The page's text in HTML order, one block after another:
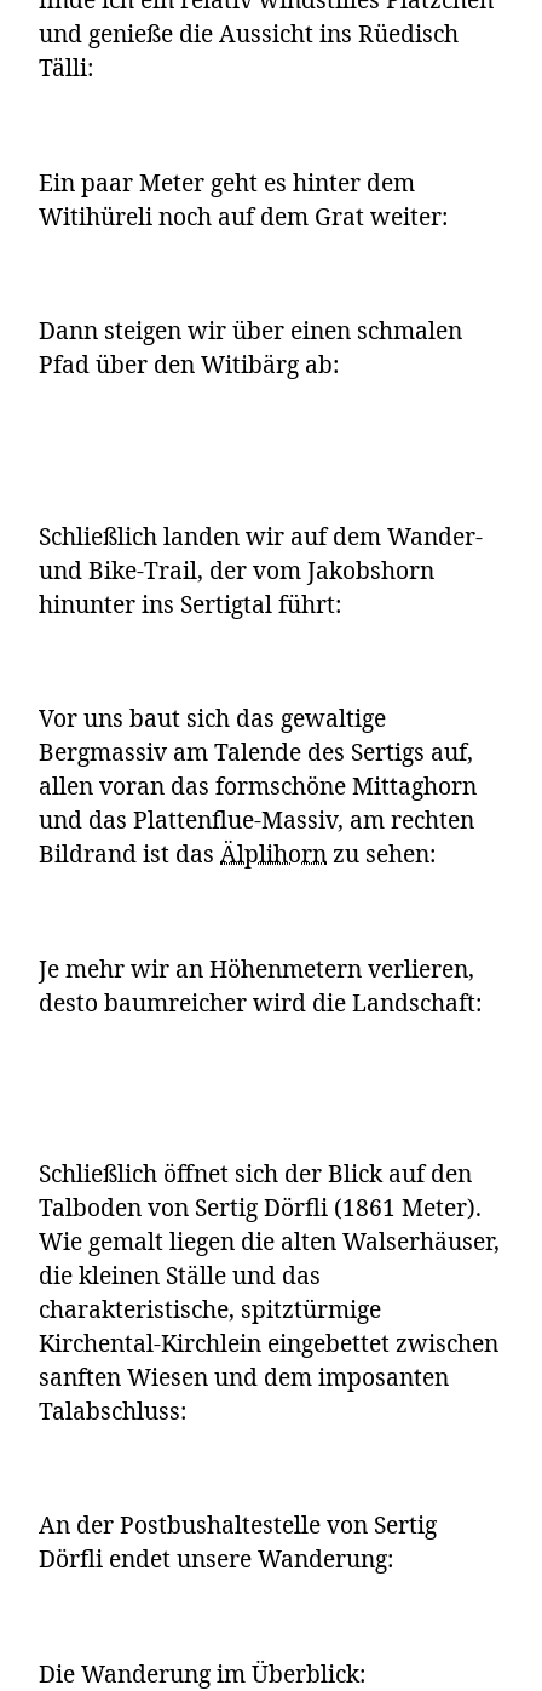
und genieße die Aussicht ins Rüedisch
Tälli:
Ein paar Meter geht es hinter dem
Witihüreli noch auf dem Grat weiter:
Dann steigen wir über einen schmalen
Pfad über den Witibärg ab:
Schließlich landen wir auf dem Wander-
und Bike-Trail, der vom Jakobshorn
hinunter ins Sertigtal führt:
Vor uns baut sich das gewaltige
Bergmassiv am Talende des Sertigs auf,
allen voran das formschöne Mittaghorn
und das Plattenflue-Massiv, am rechten
Bildrand ist das Älplihornzu sehen:
Je mehr wir an Höhenmetern verlieren,
desto baumreicher wird die Landschaft:
Schließlich öffnet sich der Blick auf den
Talboden von Sertig Dörfli (1861 Meter).
Wie gemalt liegen die alten Walserhäuser,
die kleinen Ställe und das
charakteristische, spitztürmige
Kirchental-Kirchlein eingebettet zwischen
sanften Wiesen und dem imposanten
Talabschluss:
An der Postbushaltestelle von Sertig
Dörfli endet unsere Wanderung:
Die Wanderung im Überblick: